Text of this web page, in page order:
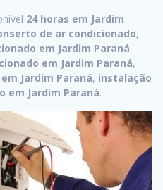
24 horas em Jardim
de ar condicionado,
em Jardim Paraná,
em Jardim Paraná,
Jardim Paraná, instalação
em Jardim Paraná.